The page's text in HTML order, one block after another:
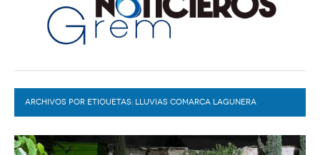
LAGUNA
TORREÓN
GÓMEZ PALACIO
LERDO
COAHUILA
DURANGO
DEPORTES
ARCHIVOS POR ETIQUETAS: LLUVIAS COMARCA LAGUNERA